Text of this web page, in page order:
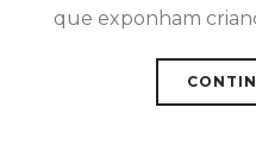
que exponham